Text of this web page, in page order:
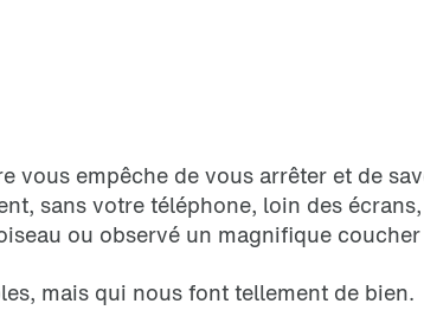
vous empêche de vous arrêter et de
sans votre téléphone, loin des
ou observé un magnifique
mais qui nous font tellement de bien.